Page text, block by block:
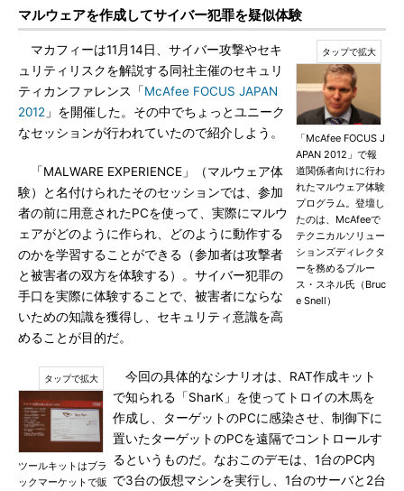
マルウェアを作成してサイバー犯罪を疑似体験
「McAfee FOCUS J
APAN 2012」で報
道関係者向けに行わ
れたマルウェア体験
プログラム。登壇し
たのは、McAfeeで
テクニカルソリュー
ションズディレクタ
ーを務めるブルー
ス・スネル氏（Bruc
e Snell）
マカフィーは11月14日、サイバー攻撃やセキ
ュリティリスクを解説する同社主催のセキュリ
ティカンファレンス「McAfee FOCUS JAPAN
2012 」を開催した。その中でちょっとユニーク
なセッションが行われていたので紹介しよう。
「MALWARE EXPERIENCE」（マルウェア体
験）と名付けられたそのセッションでは、参加
者の前に用意されたPCを使って、実際にマルウ
ェアがどのように作られ、どのように動作する
のかを学習することができる（参加者は攻撃者
と被害者の双方を体験する）。サイバー犯罪の
手口を実際に体験することで、被害者にならな
いための知識を獲得し、セキュリティ意識を高
めることが目的だ。
ツールキットはブラ
ックマーケットで販
今回の具体的なシナリオは、RAT作成キット
で知られる「SharK」を使ってトロイの木馬を
作成し、ターゲットのPCに感染させ、制御下に
置いたターゲットのPCを遠隔でコントロールす
るというものだ。なおこのデモは、1台のPC内
で3台の仮想マシンを実行し、1台のサーバと2台